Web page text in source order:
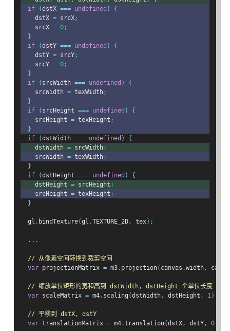
if
(dstX === undefined )
{
    dstX
= srcX;
    srcX
= 0;
}
if
(dstY === undefined )
{
    dstY
= srcY;
    srcY
= 0;
}
if
( srcWidth === undefined )
{
    srcWidth
= texWidth;
}
if
( srcHeight === undefined )
{
    srcHeight
= texHeight ;
}
if
(dstWidth === undefined )
{
    dstWidth
= srcWidth;
    srcWidth
= texWidth;
}
if
(dstHeight === undefined )
{
    dstHeight
= srcHeight ;
    srcHeight
= texHeight ;
}
  gl
. bindTexture(gl .TEXTURE_2D, tex);
...
// 从像素空间转换到裁剪空间
var projectionMatrix = m3. projection( canvas .width,
// 缩放单位矩形的宽和高到 dstWidth, dstHeight 个单位长度
var scaleMatrix = m4. scaling (dstWidth, dstHeight , 1);
// 平移到 dstX, dstY
var translationMatrix = m4.translation(dstX, dstY, 0